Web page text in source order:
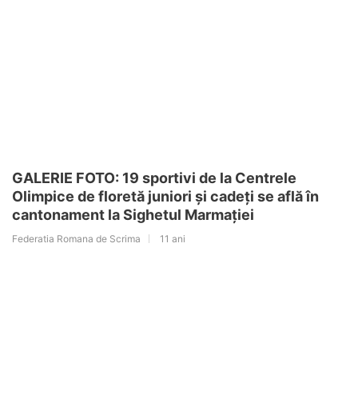
GALERIE FOTO: 19 sportivi de la Centrele
Olimpice de floretă juniori și cadeți se află în
cantonament la Sighetul Marmației
Federatia Romana de Scrima 11 ani